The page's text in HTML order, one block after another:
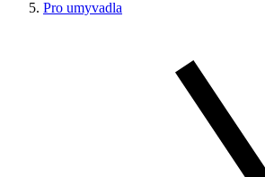
Pro umyvadla